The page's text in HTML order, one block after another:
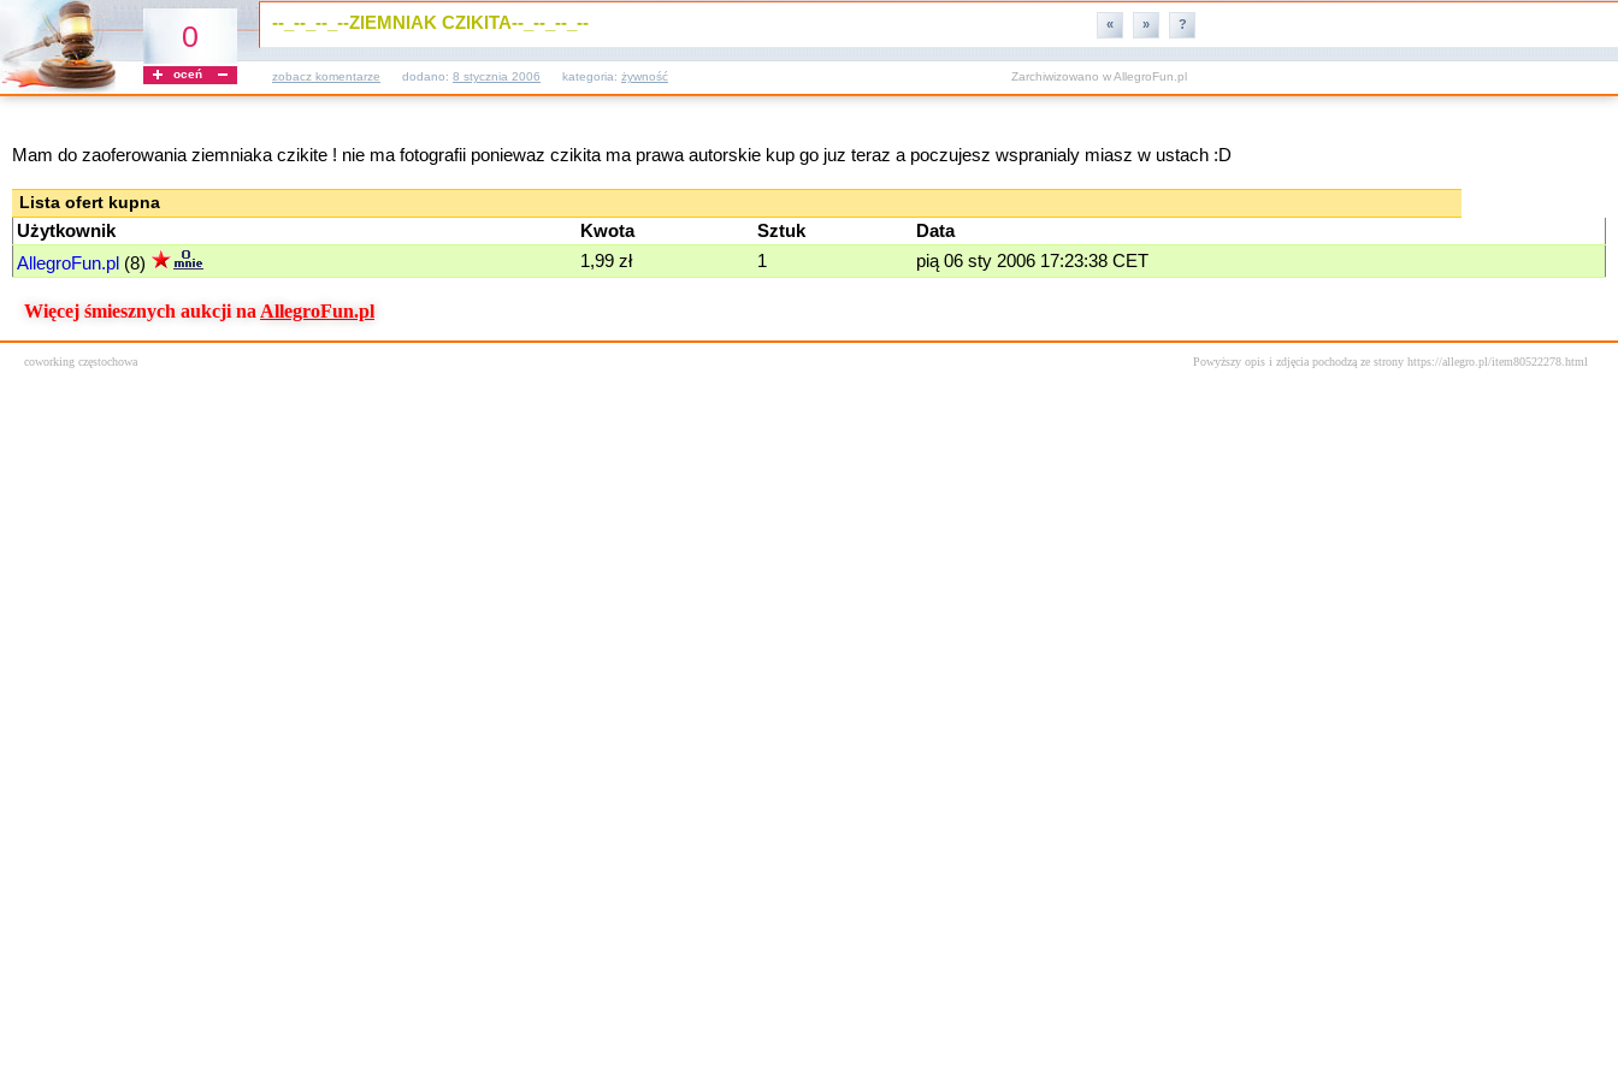
Mam do zaoferowania ziemniaka czikite ! nie ma fotografii poniewaz czikita ma prawa autorskie kup go juz teraz a poczujesz wspranialy miasz w ustach :D
Lista ofert kupna
Użytkownik
Kwota Sztuk
Data
AllegroFun.pl (8) 1,99 zł 1 pią 06 sty 2006 17:23:38 CET
Więcej śmiesznych aukcji na AllegroFun.pl
0
oceń
--_--_--_--ZIEMNIAK CZIKITA--_--_--_-- ?
»
«
zobacz komentarze dodano: 8 stycznia 2006 kategoria: żywność Zarchiwizowano wAllegroFun.pl
Powyższy opis i zdjęcia pochodzą ze strony https://allegro.pl/item80522278.html
coworking częstochowa